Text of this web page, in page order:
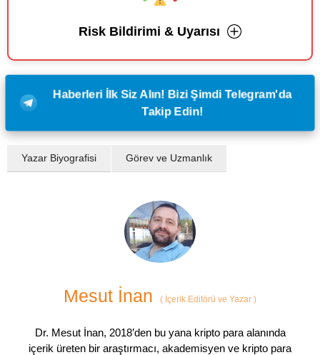
Risk Bildirimi & Uyarısı
Haberleri İlk Siz Alın! Bizi Şimdi Telegram'da
Takip Edin!
Yazar Biyografisi Görev ve Uzmanlık
Mesut İnan ( İçerik Editörü ve Yazar )
Dr. Mesut İnan, 2018’den bu yana kripto para alanında
içerik üreten bir araştırmacı, akademisyen ve kripto para